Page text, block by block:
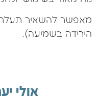
מאפשר להשאיר תעלת
הירידה בשמיעה).
אולי